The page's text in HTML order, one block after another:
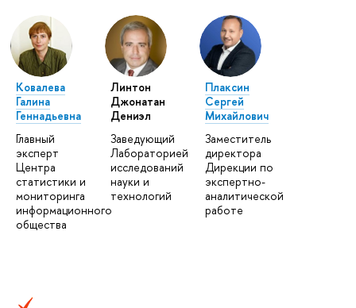
Ковалева
Галина
Геннадьевна
Главный
эксперт
Центра
статистики и
мониторинга
информационного
общества
Линтон
Джонатан
Дениэл
Заведующий
Лабораторией
исследований
науки и
технологий
Плаксин
Сергей
Михайлович
Заместитель
директора
Дирекции по
экспертно-
аналитической
работе